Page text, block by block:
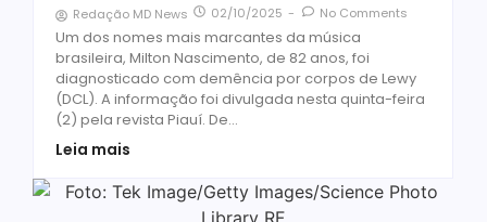
Redação MD News 02/10/2025 - No Comments
Um dos nomes mais marcantes da música
brasileira, Milton Nascimento, de 82 anos, foi
diagnosticado com demência por corpos de Lewy
(DCL). A informação foi divulgada nesta quinta-feira
(2) pela revista Piauí. De...
Leia mais